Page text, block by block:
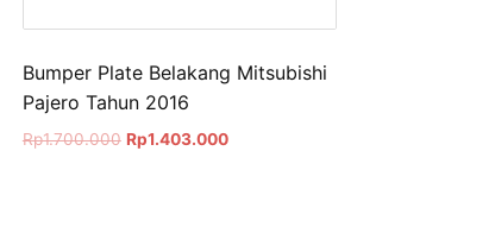
Bumper Plate Belakang Mitsubishi
Pajero Tahun 2016
Rp1.700.000 Original
Rp1.403.000Current